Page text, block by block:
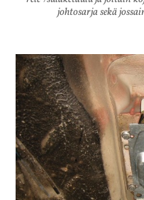
johtosarja sekä